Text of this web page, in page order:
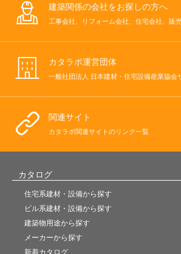
建築関係の会社をお探しの方へ
工事会社、リフォーム会社、住宅会社、販
カタラボ運営団体
一般社団法人 日本建材・住宅設備産業協会
関連サイト
カタラボ関連サイトのリンク一覧
カタログ
住宅系建材・設備から探す
ビル系建材・設備から探す
建築物用途から探す
メーカーから探す
新着カタログ